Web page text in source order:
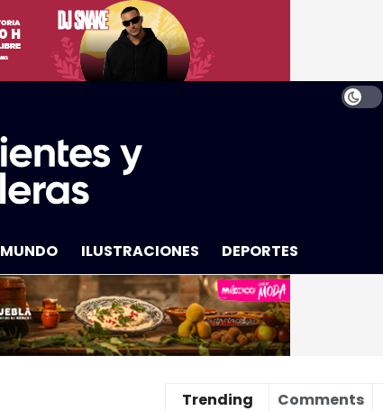
MUNDO ILUSTRACIONES DEPORTES
Trending Comments